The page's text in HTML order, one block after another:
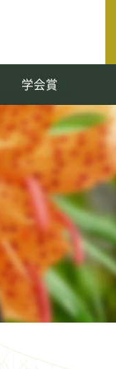
ュースレター
学会賞